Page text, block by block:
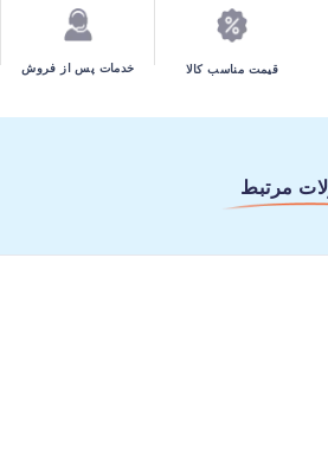
قیمت مناسب کالا خدمات پس از فروش
مرتبط